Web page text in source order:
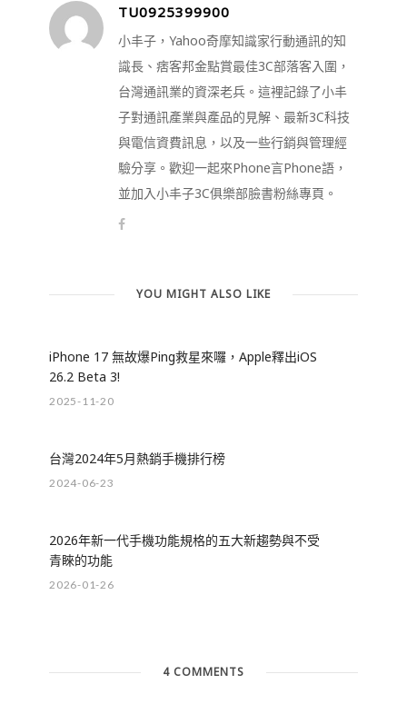
TU0925399900
小丰子，Yahoo奇摩知識家行動通訊的知
識長、痞客邦金點賞最佳3C部落客入圍，
台灣通訊業的資深老兵。這裡記錄了小丰
子對通訊產業與產品的見解、最新3C科技
與電信資費訊息，以及一些行銷與管理經
驗分享。歡迎一起來Phone言Phone語，
並加入小丰子3C俱樂部臉書粉絲專頁。
YOU MIGHT ALSO LIKE
iPhone 17 無故爆Ping救星來囉，Apple釋出iOS
26.2 Beta 3!
2025-11-20
台灣2024年5月熱銷手機排行榜
2024-06-23
2026年新一代手機功能規格的五大新趨勢與不受
青睞的功能
2026-01-26
4 COMMENTS